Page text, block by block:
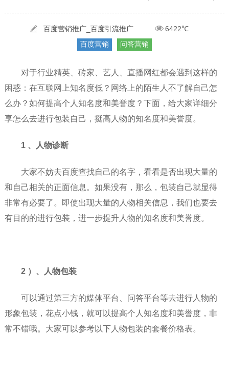
疫情当下公司企业品牌网络营销策划推广怎么做，国内知...
百度营销推广_百度引流推广
6422℃
百度营销
问答营销
对于行业精英、砖家、艺人、直播网红都会遇到这样的
困惑：在互联网上知名度低？网络上的陌生人不了解自己怎
么办？如何提高个人知名度和美誉度？下面，给大家详细分
享怎么去进行包装自己，挺高人物的知名度和美誉度。
1 、人物诊断
大家不妨去百度查找自己的名字，看看是否出现大量的
和自己相关的正面信息。如果没有，那么，包装自己就显得
非常有必要了。即使出现大量的人物相关信息，我们也要去
有目的的进行包装，进一步提升人物的知名度和美誉度。
2 ）、人物包装
可以通过第三方的媒体平台、问答平台等去进行人物的
形象包装，花点小钱，就可以提高个人知名度和美誉度，非
常不错哦。大家可以参考以下人物包装的套餐价格表。